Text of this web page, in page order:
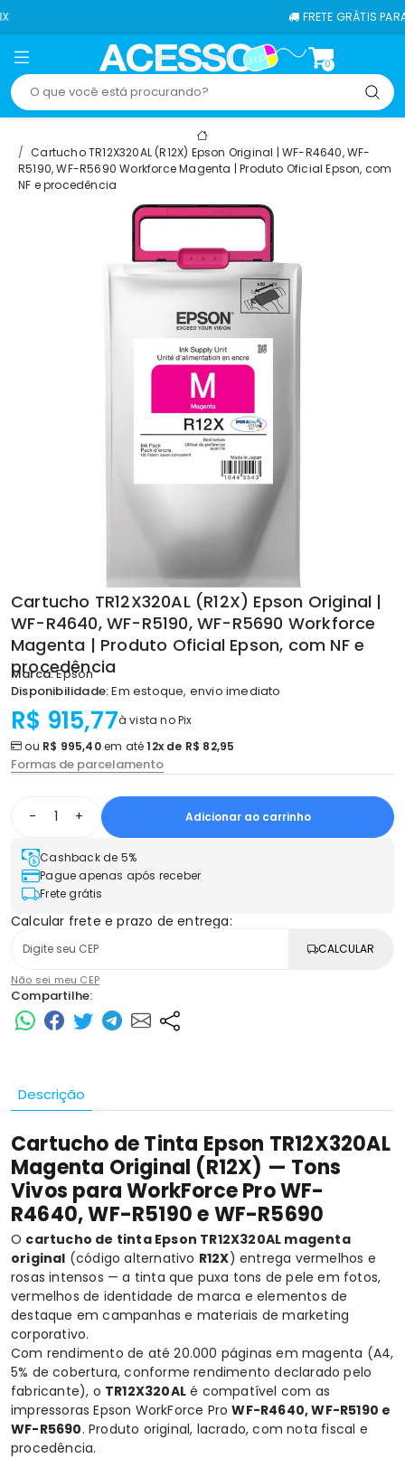
FRETE GRÁTIS PARA TODO O
0
Cartucho TR12X320AL (R12X) Epson Original | WF-R4640, WF-
R5190, WF-R5690 Workforce Magenta | Produto Oficial Epson, com
NF e procedência
Cartucho TR12X320AL (R12X) Epson Original |
WF-R4640, WF-R5190, WF-R5690 Workforce
Magenta | Produto Oficial Epson, com NF e
procedência
Marca:Epson
Disponibilidade:Em estoque, envio imediato
R$ 915,77à vista no Pix
ou R$ 995,40em até12x de R$ 82,95
Formas de parcelamento
- + Adicionar ao carrinho
Cashback de 5%
Pague apenas após receber
Frete grátis
Calcular frete e prazo de entrega:
CALCULAR
Não sei meu CEP
Compartilhe:
Descrição
Cartucho de Tinta Epson TR12X320AL
Magenta Original (R12X) — Tons
Vivos para WorkForce Pro WF-
R4640, WF-R5190 e WF-R5690
O cartucho de tinta Epson TR12X320AL magenta
original (código alternativo R12X) entrega vermelhos e
rosas intensos — a tinta que puxa tons de pele em fotos,
vermelhos de identidade de marca e elementos de
destaque em campanhas e materiais de marketing
corporativo.
Com rendimento de até 20.000 páginas em magenta (A4,
5% de cobertura, conforme rendimento declarado pelo
fabricante), o TR12X320AL é compatível com as
impressoras Epson WorkForce ProWF-R4640, WF-R5190 e
WF-R5690. Produto original, lacrado, com nota fiscal e
procedência.